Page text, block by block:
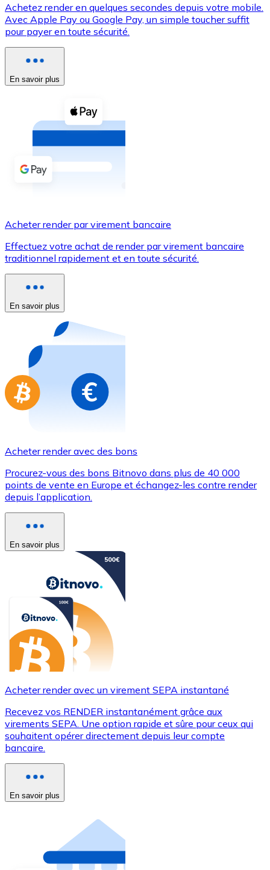
XRP
XRP
Voir toutes
Coupons crypto
Achetez des cryptomonnaies en espèces et d'autres
Acheter avec espèces
Virement SEPA
Utilisez les cartes Visa et Mastercard pour acheter
Acheter avec carte
Nouveau
Achetez des cartes-cadeaux de vos marques
Aller à la boutique de cartes-cadeaux
Achetez render en quelques secondes depuis votre mobile.
Avec Apple Pay ou Google Pay, un simple toucher suffit
pour payer en toute sécurité.
En savoir plus
Acheter render par virement bancaire
Effectuez votre achat de render par virement bancaire
traditionnel rapidement et en toute sécurité.
En savoir plus
Acheter render avec des bons
Procurez-vous des bons Bitnovo dans plus de 40 000
points de vente en Europe et échangez-les contre render
depuis l’application.
En savoir plus
Acheter render avec un virement SEPA instantané
Recevez vos RENDER instantanément grâce aux
virements SEPA. Une option rapide et sûre pour ceux qui
souhaitent opérer directement depuis leur compte
bancaire.
En savoir plus